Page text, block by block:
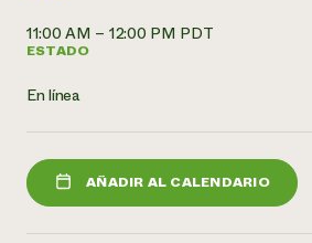
11:00 AM – 12:00 PM PDT
ESTADO
En línea
AÑADIR AL CALENDARIO